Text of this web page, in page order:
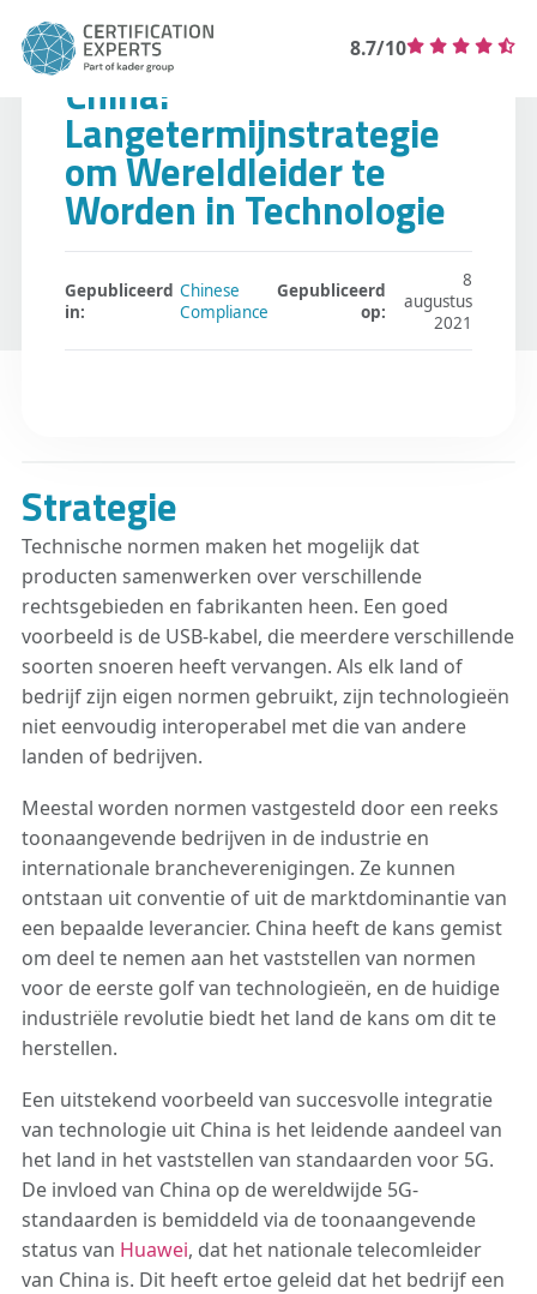
8.7/10
China:
Langetermijnstrategie
om Wereldleider te
Worden in Technologie
Gepubliceerd
in:
Chinese
Compliance
Gepubliceerd
op:
8
augustus
2021
Strategie
Technische normen maken het mogelijk dat
producten samenwerken over verschillende
rechtsgebieden en fabrikanten heen. Een goed
voorbeeld is de USB-kabel, die meerdere verschillende
soorten snoeren heeft vervangen. Als elk land of
bedrijf zijn eigen normen gebruikt, zijn technologieën
niet eenvoudig interoperabel met die van andere
landen of bedrijven.
Meestal worden normen vastgesteld door een reeks
toonaangevende bedrijven in de industrie en
internationale brancheverenigingen. Ze kunnen
ontstaan uit conventie of uit de marktdominantie van
een bepaalde leverancier. China heeft de kans gemist
om deel te nemen aan het vaststellen van normen
voor de eerste golf van technologieën, en de huidige
industriële revolutie biedt het land de kans om dit te
herstellen.
Een uitstekend voorbeeld van succesvolle integratie
van technologie uit China is het leidende aandeel van
het land in het vaststellen van standaarden voor 5G.
De invloed van China op de wereldwijde 5G-
standaarden is bemiddeld via de toonaangevende
status van Huawei, dat het nationale telecomleider
van China is. Dit heeft ertoe geleid dat het bedrijf een